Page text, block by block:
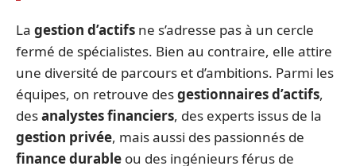
La gestion d’actifs ne s’adresse pas à un cercle
fermé de spécialistes. Bien au contraire, elle attire
une diversité de parcours et d’ambitions. Parmi les
équipes, on retrouve desgestionnaires d’actifs,
desanalystes financiers, des experts issus de la
gestion privée, mais aussi des passionnés de
finance durable ou des ingénieurs férus de